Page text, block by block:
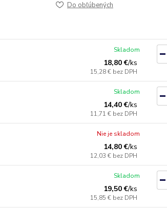
Do obľúbených
18,80 €/ks
15,28 € bez DPH
Skladom
14,40 €/ks
11,71 € bez DPH
Skladom
14,80 €/ks
12,03 € bez DPH
Nie je skladom
19,50 €/ks
15,85 € bez DPH
Skladom